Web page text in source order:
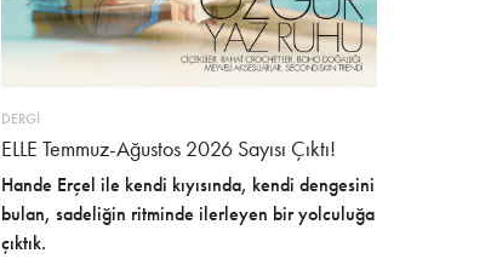
DERGİ
ELLE Temmuz-Ağustos 2026 Sayısı Çıktı!
Hande Erçel ile kendi kıyısında, kendi dengesini
bulan, sadeliğin ritminde ilerleyen bir yolculuğa
çıktık.